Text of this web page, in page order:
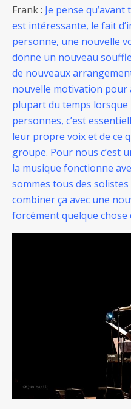
Frank : Je pense
est intéressante, le fait
personne, une nouvelle
donne un nouveau
de nouveaux
nouvelle motivation pour
plupart du temps lorsque
personnes, c’est
leur propre voix et de ce
groupe. Pour nous c’est
la musique fonctionne
sommes tous des
combiner ça avec une
forcément quelque chose